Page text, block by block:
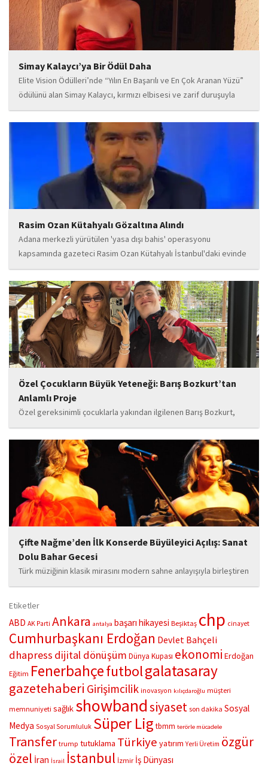
Simay Kalaycı’ya Bir Ödül Daha
Elite Vision Ödülleri’nde “Yılın En Başarılı ve En Çok Aranan Yüzü”
ödülünü alan Simay Kalaycı, kırmızı elbisesi ve zarif duruşuyla
geceye damga vurdu. Takı markasıyla da dikkat çeken Kalaycı,
Wilma...
Rasim Ozan Kütahyalı Gözaltına Alındı
Adana merkezli yürütülen 'yasa dışı bahis' operasyonu
kapsamında gazeteci Rasim Ozan Kütahyalı İstanbul'daki evinde
gözaltına alındı.
Özel Çocukların Büyük Yeteneği: Barış Bozkurt’tan
Anlamlı Proje
Özel gereksinimli çocuklarla yakından ilgilenen Barış Bozkurt,
hayata geçirdiği örnek çalışma ile hem eğitim camiasının hem de
toplumun dikkatini çekiyor. “Hayatta yaşattığın mutluluk en güzel
hediyedir” anlayışıyla yola çıkan Bozkurt,...
Çifte Nağme’den İlk Konserde Büyüleyici Açılış: Sanat
Dolu Bahar Gecesi
Türk müziğinin klasik mirasını modern sahne anlayışıyla birleştiren
“Çifte Nağme” projesi, ilk konserini İstanbul Ataşehir’de bulunan
buluşturdu. Yoğun katılımla gerçekleşen gece, müzikal çeşitlilik
ve...
Etiketler
ABD AK Parti Ankara antalya başarı hikayesi Beşiktaş chp cinayet
Cumhurbaşkanı Erdoğan Devlet Bahçeli
dhapress dijital dönüşüm Dünya Kupası ekonomi Erdoğan
Eğitim Fenerbahçefutbolgalatasaray
gazetehaberi Girişimcilik inovasyon kılıçdaroğlu müşteri
memnuniyeti sağlık showbandsiyaset son dakika Sosyal
Medya Sosyal Sorumluluk Süper Lig tbmm terörle mücadele
Transfer trump tutuklama Türkiye yatırım Yerli Üretim özgür
özel İran İsrail İstanbul İzmir İş Dünyası